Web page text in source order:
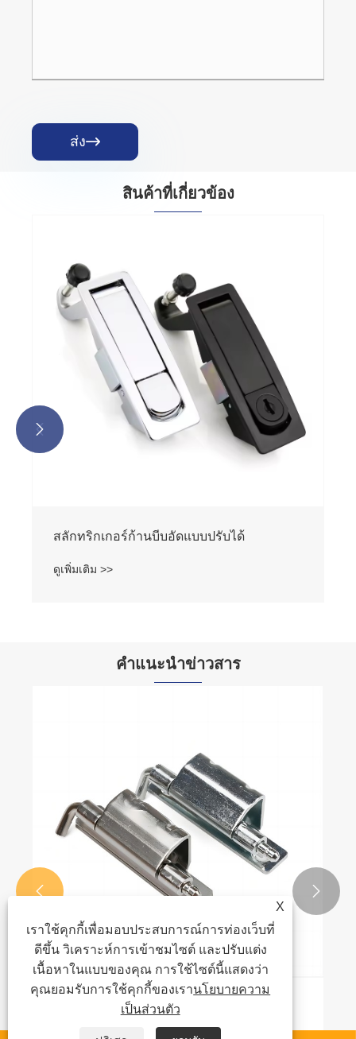
ส่ง
สินค้าที่เกี่ยวข้อง
สลักทริกเกอร์ก้านบีบอัดแบบปรับได้
ดูเพิ่มเติม >>


คำแนะนำข่าวสาร
คำแนะนำในการปรับบานพับตู้
 
X
เราใช้คุกกี้เพื่อมอบประสบการณ์การท่องเว็บที่
ดีขึ้น วิเคราะห์การเข้าชมไซต์ และปรับแต่ง
เนื้อหาในแบบของคุณ การใช้ไซต์นี้แสดงว่า
คุณยอมรับการใช้คุกกี้ของเรานโยบายความ
เป็นส่วนตัว